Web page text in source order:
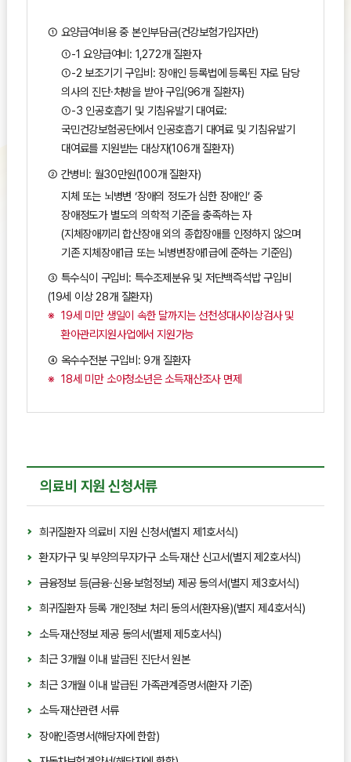
① 요양급여비용 중 본인부담금(건강보험가입자만)
①-1 요양급여비: 1,272개 질환자
①-2 보조기기 구입비: 장애인 등록법에 등록된 자로 담당
의사의 진단·처방을 받아 구입(96개 질환자)
①-3 인공호흡기 및 기침유발기 대여료:
국민건강보험공단에서 인공호흡기 대여료 및 기침유발기
대여료를 지원받는 대상자(106개 질환자)
② 간병비: 월30만원(100개 질환자)
지체 또는 뇌병변 ‘장애의 정도가 심한 장애인’ 중
장애정도가 별도의 의학적 기준을 충족하는 자
(지체장애끼리 합산장애 외의 종합장애를 인정하지 않으며
기존 지체장애1급 또는 뇌병변장애1급에 준하는 기준임)
③ 특수식이 구입비: 특수조제분유 및 저단백즉석밥 구입비
(19세 이상 28개 질환자)
19세 미만 생일이 속한 달까지는 선천성대사이상검사 및
환아관리지원사업에서 지원가능
④ 옥수수전분 구입비: 9개 질환자
18세 미만 소아청소년은 소득재산조사 면제
의료비 지원 신청서류
희귀질환자 의료비 지원 신청서(별지 제1호서식)
환자가구 및 부양의무자가구 소득·재산 신고서(별지 제2호서식)
금융정보 등(금융·신용·보험정보) 제공 동의서(별지 제3호서식)
희귀질환자 등록 개인정보 처리 동의서(환자용)(별지 제4호서식)
소득·재산정보 제공 동의서(별제 제5호서식)
최근 3개월 이내 발급된 진단서 원본
최근 3개월 이내 발급된 가족관계증명서(환자 기준)
소득·재산관련 서류
장애인증명서(해당자에 한함)